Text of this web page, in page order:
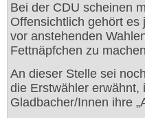
Bei der CDU scheinen
Offensichtlich gehört
vor anstehenden
Fettnäpfchen zu
An dieser Stelle sei
die Erstwähler erwähnt,
Gladbacher/Innen ihre